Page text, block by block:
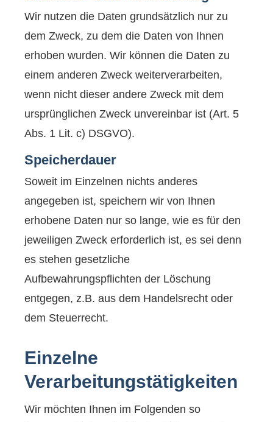
Wir nutzen die Daten grundsätzlich nur zu
dem Zweck, zu dem die Daten von Ihnen
erhoben wurden. Wir können die Daten zu
einem anderen Zweck weiterverarbeiten,
wenn nicht dieser andere Zweck mit dem
ursprünglichen Zweck unvereinbar ist (Art. 5
Abs. 1 Lit. c) DSGVO).
Speicherdauer
Soweit im Einzelnen nichts anderes
angegeben ist, speichern wir von Ihnen
erhobene Daten nur so lange, wie es für den
jeweiligen Zweck erforderlich ist, es sei denn
es stehen gesetzliche
Aufbewahrungspflichten der Löschung
entgegen, z.B. aus dem Handelsrecht oder
dem Steuerrecht.
Einzelne
Verarbeitungstätigkeiten
Wir möchten Ihnen im Folgenden so